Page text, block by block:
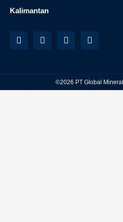
Kalimantan
©2026 PT Global